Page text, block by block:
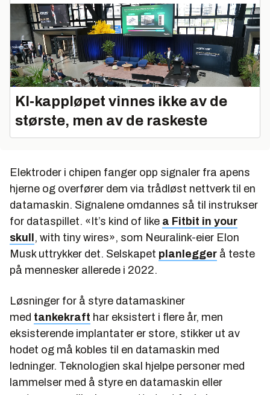
KI‑kappløpet vinnes ikke av de
største, men av de raskeste
Elektroder i chipen fanger opp signaler fra apens
hjerne og overfører dem via trådløst nettverk til en
datamaskin. Signalene omdannes så til instrukser
for dataspillet. «It’s kind of like a Fitbit in your
skull, with tiny wires», som Neuralink-eier Elon
Musk uttrykker det. Selskapet planlegger å teste
på mennesker allerede i 2022.
Løsninger for å styre datamaskiner
med tankekraft har eksistert i flere år, men
eksisterende implantater er store, stikker ut av
hodet og må kobles til en datamaskin med
ledninger. Teknologien skal hjelpe personer med
lammelser med å styre en datamaskin eller